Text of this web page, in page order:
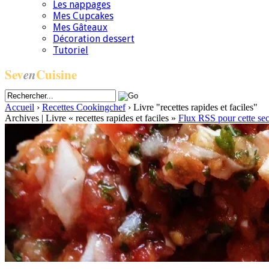
Les nappages
Mes Cupcakes
Mes Gâteaux
Décoration dessert
Tutoriel
SevenCuisine
Accueil › Recettes Cookingchef › Livre "recettes rapides et faciles"
Archives | Livre « recettes rapides et faciles » Flux RSS pour cette